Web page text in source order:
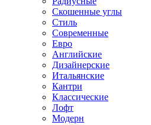
Скошенные углы
Стиль
Современные
Евро
Английские
Дизайнерские
Итальянские
Кантри
Классические
Лофт
Модерн